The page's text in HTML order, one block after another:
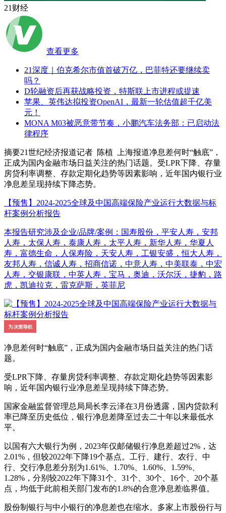
21财经
查看更多
21深度｜伯克希尔市值首破万亿，巴菲特还要继续卖
吗？
D轮融资后再获战略投资，特斯联上市进程或提速
苹果、英伟达拟投资OpenAI，最新一轮估值超千亿美
元！
MONA M03被恶意带节奏，小鹏汽车法务部：已启动法
律程序
摘要21世纪经济报道记者 陈植 上海报道净息差何时“触底”，
正成为国内金融市场日益关注的热门话题。受LPR下降、存量
房贷利率调整、存款定期化趋势等因素影响，近年国内银行业
净息差呈现持续下降态势。
【预售】2024-2025全球及中国高端保险产业运行大数据与标
杆案例分析报告
本报告研究涉及企业/品牌/案例：国寿股份，平安人寿，安邦
人寿，太保人寿，泰康人寿，太平人寿，新华人寿，华夏人
寿，富德生命，人保寿险，天安人寿，工银安盛，恒大人寿，
友邦人寿，信诚人寿，招商信诺，中意人寿，中美联泰，中宏
人寿，交银康联，中英人寿，宝马，奥迪，沃尔沃，捷豹，路
虎，凯迪拉克，雷克萨斯，英菲尼
净息差何时“触底”，正成为国内金融市场日益关注的热门话
题。
受LPR下降、存量房贷利率调整、存款定期化趋势等因素影
响，近年国内银行业净息差呈现持续下降态势。
国家金融监督管理总局局长李云泽在3月份透露，国内贷款利
率已降至历史低位，银行净息差降至过去二十年以来最低水
平。
以国有六大银行为例，2023年仅邮储银行净息差超过2%，达
2.01%，但较2022年下降19个基点。工行、建行、农行、中
行、交行净息差分别为1.61%、1.70%、1.60%、1.59%、
1.28%，分别较2022年下降31个、31个、30个、16个、20个基
点，均低于此前相关部门发布的1.8%的合意净息差临界值。
股份制银行与中小银行的净息差也在缩水。多家上市股份行与